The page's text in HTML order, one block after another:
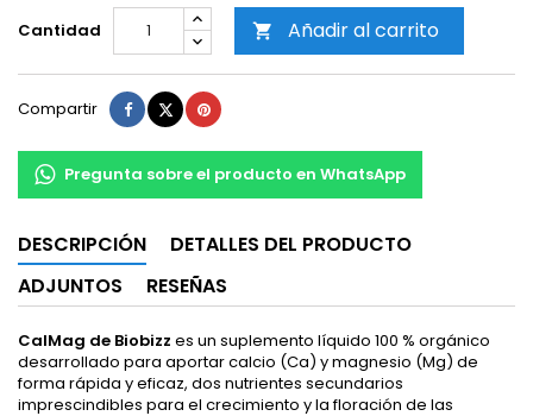
Cantidad
 Añadir al carrito
Compartir Compartir
TuitearPinterest
Pregunta sobre el producto en WhatsApp
DESCRIPCIÓN
DETALLES DEL PRODUCTO
ADJUNTOS
RESEÑAS
CalMag de Biobizz es un suplemento líquido 100 % orgánico
desarrollado para aportar calcio (Ca) y magnesio (Mg) de
forma rápida y eficaz, dos nutrientes secundarios
imprescindibles para el crecimiento y la floración de las